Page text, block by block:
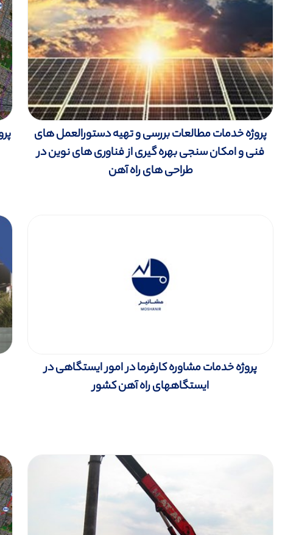
پروژه خدمات مطالعات بررسی و تهیه دستورالعمل های
فنی و امکان سنجی بهره گیری از فناوری های نوین در
طراحی های راه آهن
پروژه خدمات مشاوره کارفرما در امور ایستگاهی در
ایستگاههای راه آهن کشور